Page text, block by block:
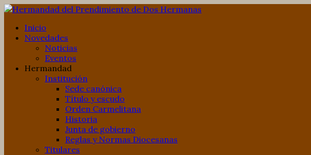
Inicio
Novedades
Noticias
Eventos
Hermandad
Institución
Sede canónica
Título y escudo
Orden Carmelitana
Historia
Junta de gobierno
Reglas y Normas Diocesanas
Titulares